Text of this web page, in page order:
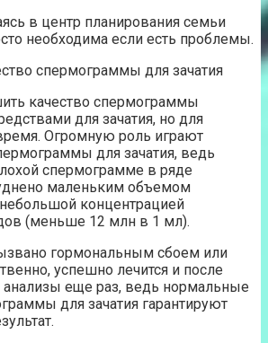
в центр планирования семьи
необходима если есть проблемы.
спермограммы для зачатия
качество спермограммы
для зачатия, но для
Огромную роль играют
для зачатия, ведь
спермограмме в ряде
маленьким объемом
концентрацией
(меньше 12 млн в 1 мл).
гормональным сбоем или
успешно лечится и после
анализы еще раз, ведь нормальные
для зачатия гарантируют